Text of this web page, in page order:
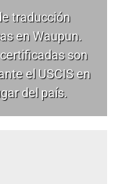
traducción
en Waupun.
son
el USCIS en
del país.